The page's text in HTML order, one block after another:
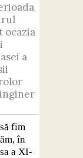
ocazia
a
fim
în
a XI-